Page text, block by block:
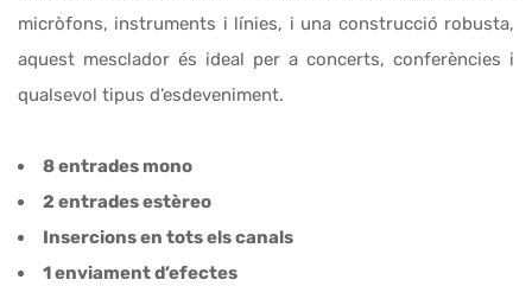
micròfons, instruments i línies, i una construcció robusta,
aquest mesclador és ideal per a concerts, conferències i
qualsevol tipus d’esdeveniment.
8 entrades mono
2 entrades estèreo
Insercions en tots els canals
1 enviament d’efectes